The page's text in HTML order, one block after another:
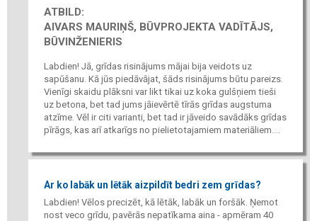
ATBILD:
AIVARS MAURIŅŠ, BŪVPROJEKTA VADĪTĀJS,
BŪVINŽENIERIS
Labdien! Jā, grīdas risinājums mājai bija veidots uz
sapūšanu. Kā jūs piedāvājat, šāds risinājums būtu pareizs.
Vienīgi skaidu plāksni var likt tikai uz koka gulšņiem tieši
uz betona, bet tad jums jāievērtē tīrās grīdas augstuma
atzīme. Vēl ir citi varianti, bet tad ir jāveido savādāks grīdas
pīrāgs, kas arī atkarīgs no pielietotajamiem materiāliem....
Ar ko labāk un lētāk aizpildīt bedri zem grīdas?
Labdien! Vēlos precizēt, kā lētāk, labāk un foršāk. Ņemot
nost veco grīdu, pavērās nepatīkama aina - apmēram 40